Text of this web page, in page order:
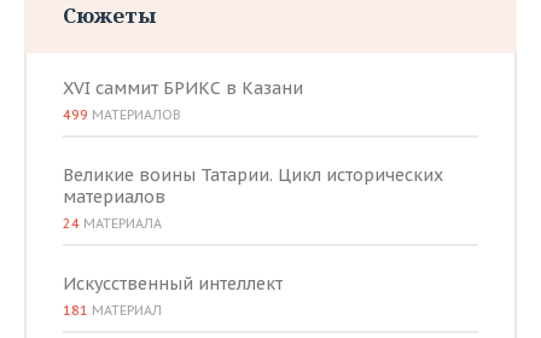
Сюжеты
XVI саммит БРИКС в Казани
499 МАТЕРИАЛОВ
Великие воины Татарии. Цикл исторических
материалов
24 МАТЕРИАЛА
Искусственный интеллект
181 МАТЕРИАЛ